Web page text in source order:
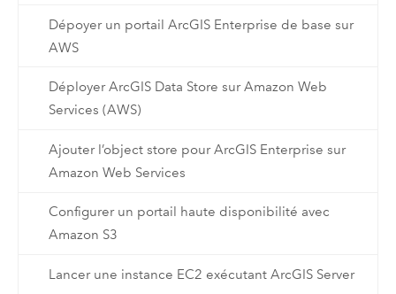
Dépoyer un portail ArcGIS Enterprise de base sur
AWS
Déployer ArcGIS Data Store sur Amazon Web
Services (AWS)
Ajouter l’object store pour ArcGIS Enterprise sur
Amazon Web Services
Configurer un portail haute disponibilité avec
Amazon S3
Lancer une instance EC2 exécutant ArcGIS Server